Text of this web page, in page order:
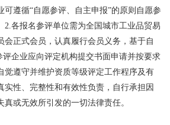
可遵循“自愿参评、自主申报”的原则自愿参
2.各报名参评单位需为全国城市工业品贸易
会正式会员，认真履行会员义务，基于自
评企业应向评定机构提交书面申请并按要求
觉遵守并维护资质等级评定工作程序及有
实性、完整性和有效性负责，自行承担因
或无效所引发的一切法律责任。